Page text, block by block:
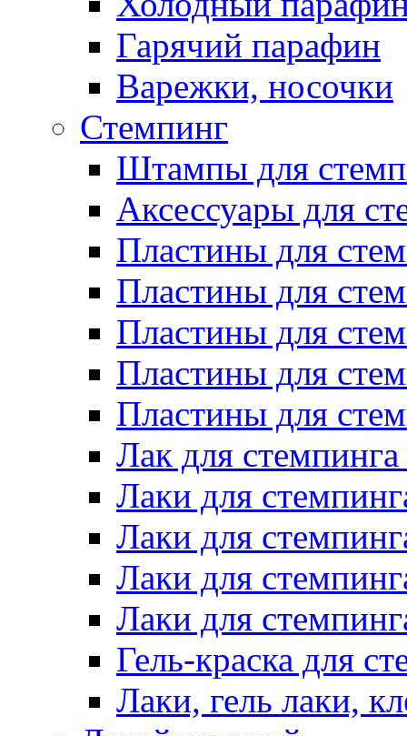
Гарячий парафин
Варежки, носочки
Стемпинг
Штампы для
Аксессуары для
Пластины для
Пластины для
Пластины для
Пластины для
Пластины для
Лак для
Лаки для
Лаки для
Лаки для
Лаки для
Гель-краска для
Лаки, гель лаки,